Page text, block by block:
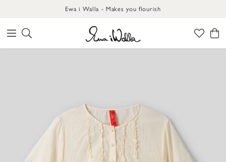
Ewa i Walla - Makes you flourish